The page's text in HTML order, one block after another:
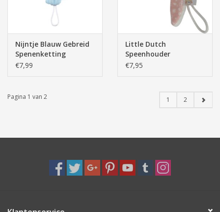
Nijntje Blauw Gebreid
Spenenketting
€7,99
Little Dutch
Speenhouder
Adventure Rose
€7,95
Pagina 1 van 2 1 2